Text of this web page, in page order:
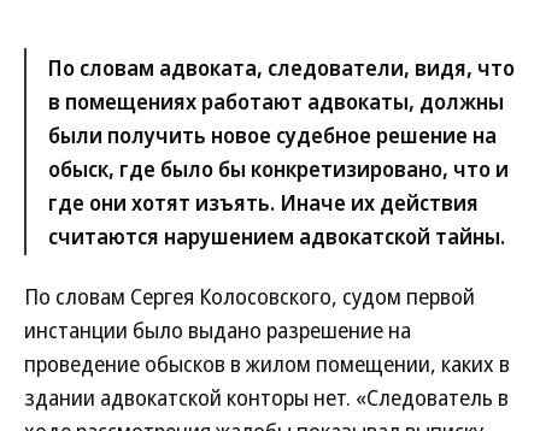
По словам адвоката, следователи, видя, что
в помещениях работают адвокаты, должны
были получить новое судебное решение на
обыск, где было бы конкретизировано, что и
где они хотят изъять. Иначе их действия
считаются нарушением адвокатской тайны.
По словам Сергея Колосовского, судом первой
инстанции было выдано разрешение на
проведение обысков в жилом помещении, каких в
здании адвокатской конторы нет. «Следователь в